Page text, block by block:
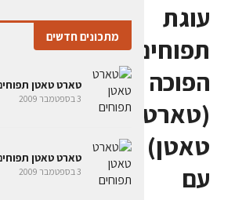
עוגת
תפוחים
הפוכה
(טארט
טאטן)
עם
מתכונים חדשים
טארט טאטן
3 בספטמבר 2009
טארט טאטן
3 בספטמבר 2009